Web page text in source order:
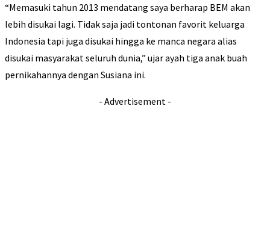
“Memasuki tahun 2013 mendatang saya berharap BEM akan
lebih disukai lagi. Tidak saja jadi tontonan favorit keluarga
Indonesia tapi juga disukai hingga ke manca negara alias
disukai masyarakat seluruh dunia,” ujar ayah tiga anak buah
pernikahannya dengan Susiana ini.
- Advertisement -